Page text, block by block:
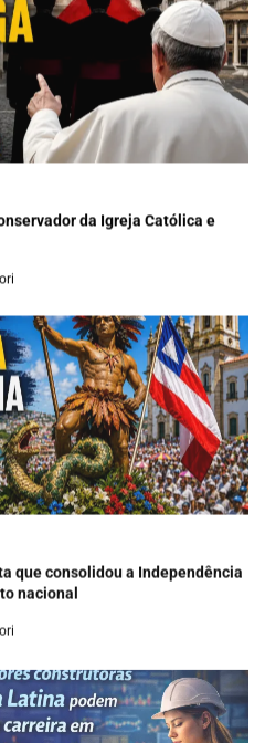
da Igreja Católica e
que consolidou a Independência
nacional